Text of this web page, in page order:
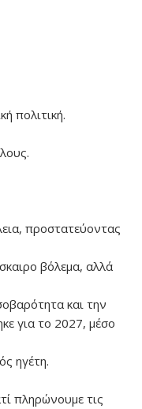
πολιτική.
προστατεύοντας
βόλεμα, αλλά
και την
για το 2027, μέσο
ηγέτη.
πληρώνουμε τις